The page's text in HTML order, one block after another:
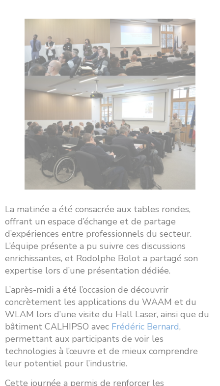
La matinée a été consacrée aux tables rondes,
offrant un espace d’échange et de partage
d’expériences entre professionnels du secteur.
L’équipe présente a pu suivre ces discussions
enrichissantes, et Rodolphe Bolot a partagé son
expertise lors d’une présentation dédiée.
L’après-midi a été l’occasion de découvrir
concrètement les applications du WAAM et du
WLAM lors d’une visite du Hall Laser, ainsi que du
bâtiment CALHIPSO avec Frédéric Bernard,
permettant aux participants de voir les
technologies à l’œuvre et de mieux comprendre
leur potentiel pour l’industrie.
Cette journée a permis de renforcer les